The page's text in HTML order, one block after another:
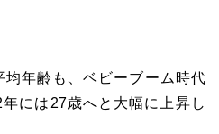
年齢も、ベビーブーム時代
には27歳へと大幅に上昇し